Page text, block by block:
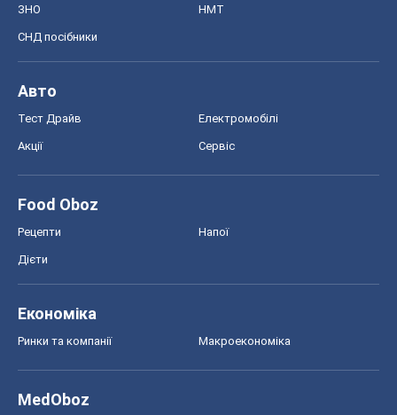
ЗНО НМТ
СНД посібники
Авто
Тест Драйв Електромобілі
Акції Сервіс
Food Oboz
Рецепти Напої
Дієти
Економіка
Ринки та компанії Макроекономіка
MedOboz